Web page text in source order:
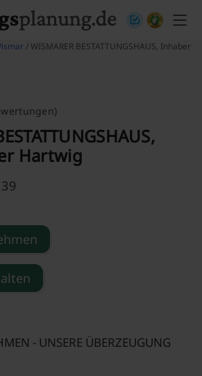
/ WISMARER BESTATTUNGSHAUS, Inhaber
Hartwig
- UNSERE ÜBERZEUGUNG